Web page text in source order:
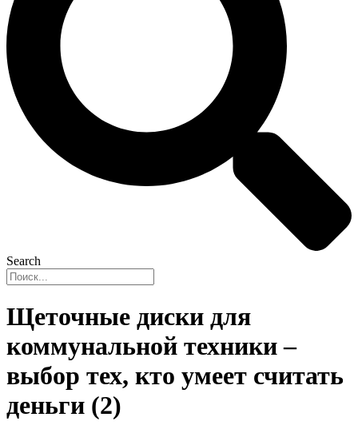
Search
Щеточные диски для
коммунальной техники –
выбор тех, кто умеет считать
деньги (2)